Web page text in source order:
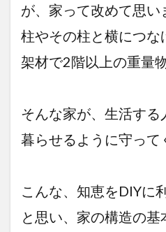
が、家って改めて思
柱やその柱と横につ
架材で2階以上の重量
そんな家が、生活する
暮らせるように守って
こんな、知恵をDIYに
と思い、家の構造の